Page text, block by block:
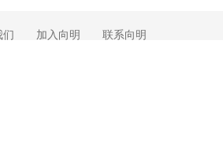
们 加入向明 联系向明